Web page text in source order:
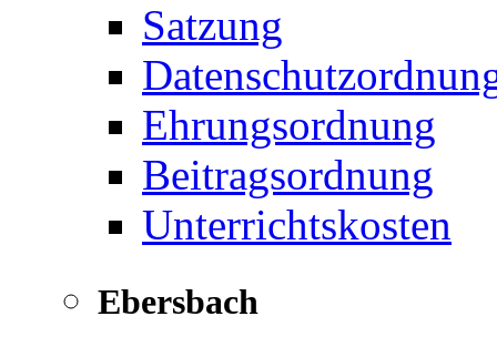
Satzung
Ehrungsordnung
Beitragsordnung
Unterrichtskosten
Ebersbach